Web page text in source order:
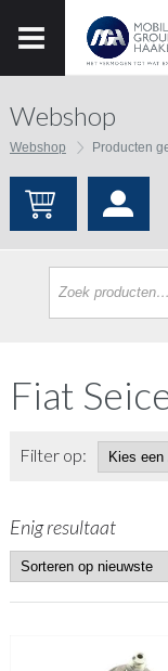
Webshop
Webshop Producten
Fiat
Filter op:
Enig resultaat